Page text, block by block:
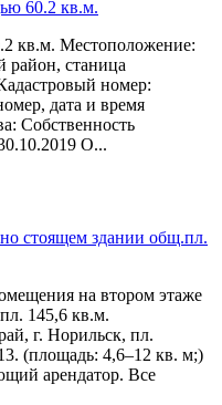
60.2 кв.м.
кв.м. Местоположение:
район, станица
номер:
дата и время
Собственность
О...
стоящем здании общ.пл.
на втором этаже
145,6 кв.м.
г. Норильск, пл.
(площадь: 4,6–12 кв. м;)
арендатор. Все